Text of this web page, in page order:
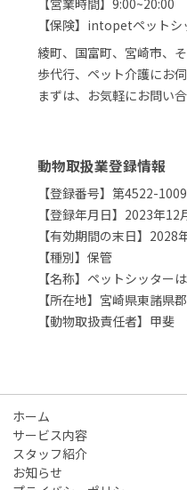
【保険】intopetペットシ
綾町、国富町、宮崎市、
歩代行、ペット介護にお伺
まずは、お気軽にお問い合
動物取扱業登録情報
【登録番号】第4522-
【登録年月日】2023年12
【有効期間の末日】2028
【種別】保管
【名称】ペットシッター
【所在地】宮崎県東諸県
【動物取扱責任者】甲斐
ホーム
サービス内容
スタッフ紹介
お知らせ